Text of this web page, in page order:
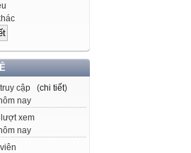
truy cập (chi tiết)
nay
lượt xem
nay